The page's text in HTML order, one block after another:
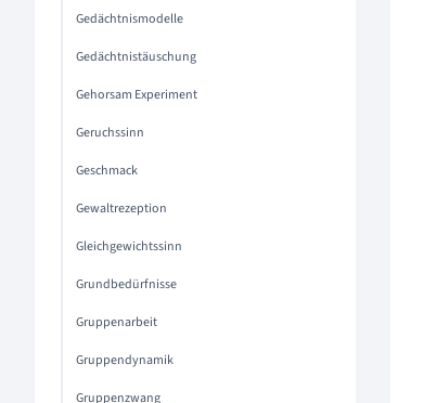
Gedächtnismodelle
Gedächtnistäuschung
Gehorsam Experiment
Geruchssinn
Geschmack
Gewaltrezeption
Gleichgewichtssinn
Grundbedürfnisse
Gruppenarbeit
Gruppendynamik
Gruppenzwang